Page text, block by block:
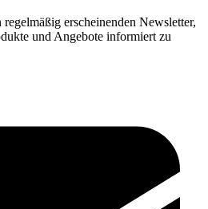
erscheinenden Newsletter,
und Angebote informiert zu